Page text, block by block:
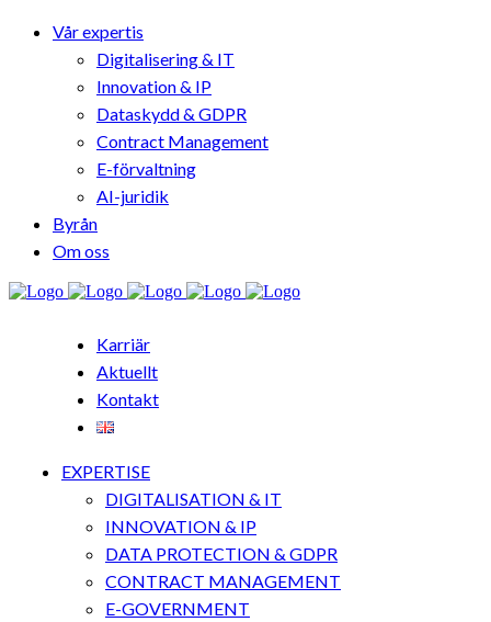
Vår expertis
Digitalisering & IT
Innovation & IP
Dataskydd & GDPR
Contract Management
E-förvaltning
AI-juridik
Byrån
Om oss
Karriär
Aktuellt
Kontakt
EXPERTISE
DIGITALISATION & IT
INNOVATION & IP
DATA PROTECTION & GDPR
CONTRACT MANAGEMENT
E-GOVERNMENT